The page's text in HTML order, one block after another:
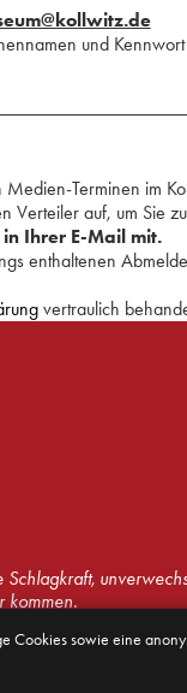
und
Terminen im
auf, um Sie
Ihrer E-Mail mit.
enthaltenen
vertraulich
kommen.
Cookies sowie eine